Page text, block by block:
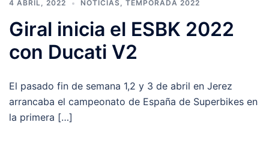
4 ABRIL, 2022 NOTICIAS TEMPORADA 2022
Giral inicia el ESBK 2022
con Ducati V2
El pasado fin de semana 1,2 y 3 de abril en Jerez
arrancaba el campeonato de España de Superbikes en
la primera […]